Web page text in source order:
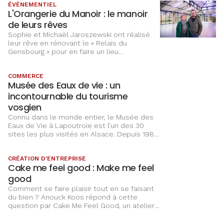
ÉVÉNEMENTIEL
L'Orangerie du Manoir : le manoir
de leurs rêves
Sophie et Michaël Jaroszewski ont réalisé
leur rêve en rénovant le « Relais du
Gensbourg » pour en faire un lieu
COMMERCE
Musée des Eaux de vie : un
incontournable du tourisme
vosgien
Connu dans le monde entier, le Musée des
Eaux de Vie à Lapoutroie est l’un des 30
sites les plus visités en Alsace. Depuis 1986,
qu’insolites.
CRÉATION D'ENTREPRISE
Cake me feel good : Make me feel
good
Comment se faire plaisir tout en se faisant
du bien ? Anouck Koos répond à cette
question par Cake Me Feel Good, un atelier